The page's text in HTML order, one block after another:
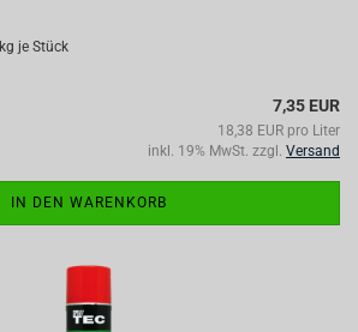
kg je Stück
7,35 EUR
18,38 EUR pro Liter
inkl. 19% MwSt. zzgl. Versand
IN DEN WARENKORB